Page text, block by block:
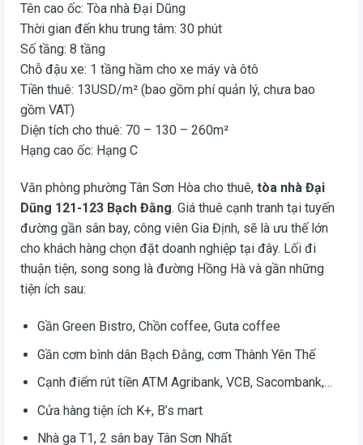
Tên cao ốc: Tòa nhà Đại Dũng
Thời gian đến khu trung tâm: 30 phút
Số tầng: 8 tầng
Chỗ đậu xe: 1 tầng hầm cho xe máy và ôtô
Tiền thuê: 13USD/m² (bao gồm phí quản lý, chưa bao
gồm VAT)
Diện tích cho thuê: 70 – 130 – 260m²
Hạng cao ốc: Hạng C
Văn phòng phường Tân Sơn Hòa cho thuê, tòa nhà Đại
Dũng 121-123 Bạch Đằng. Giá thuê cạnh tranh tại tuyến
đường gần sân bay, công viên Gia Định, sẽ là ưu thế lớn
cho khách hàng chọn đặt doanh nghiệp tại đây. Lối đi
thuận tiện, song song là đường Hồng Hà và gần những
tiện ích sau:
Gần Green Bistro, Chồn coffee, Guta coffee
Gần cơm bình dân Bạch Đằng, cơm Thành Yên Thế
Cạnh điểm rút tiền ATM Agribank, VCB, Sacombank,…
Cửa hàng tiện ích K+, B’s mart
Nhà ga T1, 2 sân bay Tân Sơn Nhất